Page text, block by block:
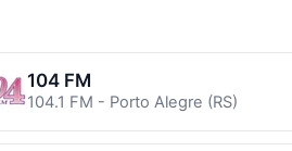
104 FM
104.1 FM - Porto Alegre (RS)